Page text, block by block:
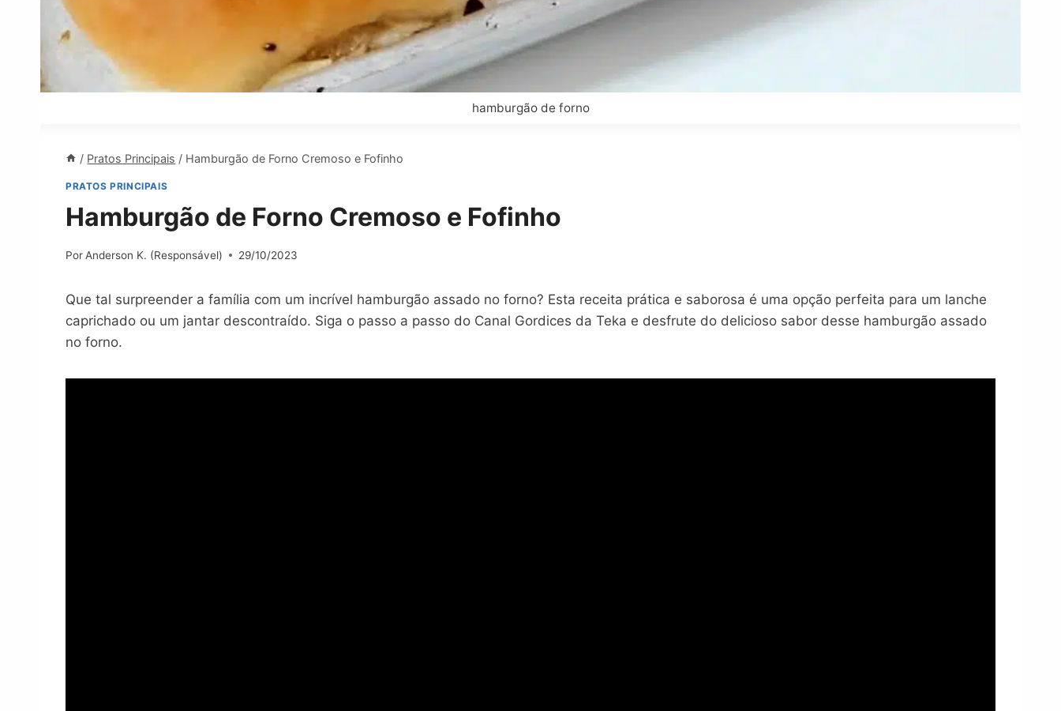
hamburgão de forno
/ Pratos Principais / Hamburgão de Forno Cremoso e Fofinho
PRATOS PRINCIPAIS
Hamburgão de Forno Cremoso e Fofinho
Por Anderson K. (Responsável) 29/10/2023
Que tal surpreender a família com um incrível hamburgão assado no forno? Esta receita prática e saborosa é uma opção perfeita para um lanche
caprichado ou um jantar descontraído. Siga o passo a passo do Canal Gordices da Teka e desfrute do delicioso sabor desse hamburgão assado
no forno.